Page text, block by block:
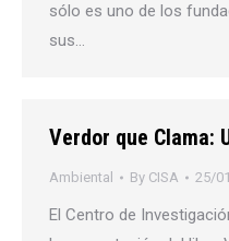
sólo es uno de los
sus…
Verdor que Clama:
Ambiental By CISA 25/
El Centro de